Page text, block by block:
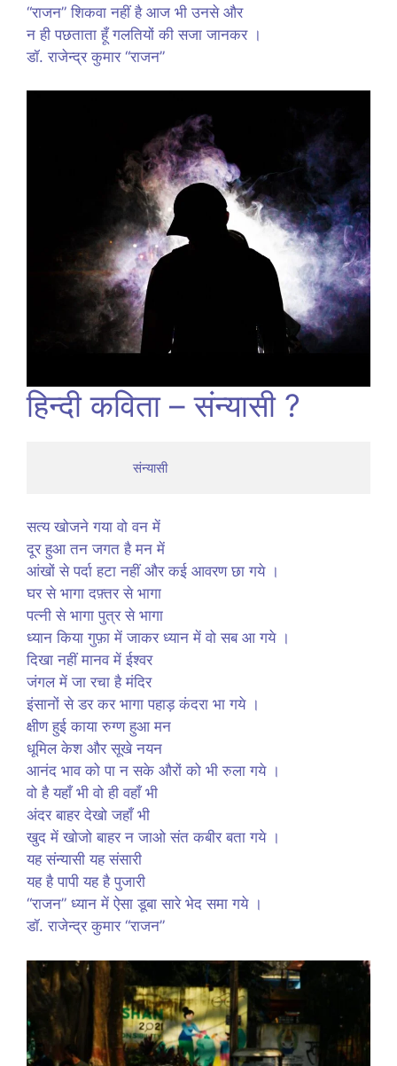
“राजन” शिकवा नहीं है आज भी उनसे और
न ही पछताता हूँ गलतियों की सजा जानकर ।
डॉ. राजेन्द्र कुमार “राजन”
हिन्दी कविता – संन्यासी ?
                         संन्यासी
सत्य खोजने गया वो वन में
दूर हुआ तन जगत है मन में
आंखों से पर्दा हटा नहीं और कई आवरण छा गये ।
घर से भागा दफ़्तर से भागा
पत्नी से भागा पुत्र से भागा
ध्यान किया गुफ़ा में जाकर ध्यान में वो सब आ गये ।
दिखा नहीं मानव में ईश्वर
जंगल में जा रचा है मंदिर
इंसानों से डर कर भागा पहाड़ कंदरा भा गये ।
क्षीण हुई काया रुग्ण हुआ मन
धूमिल केश और सूखे नयन
आनंद भाव को पा न सके औरों को भी रुला गये ।
वो है यहाँ भी वो ही वहाँ भी
अंदर बाहर देखो जहाँ भी
खुद में खोजो बाहर न जाओ संत कबीर बता गये ।
यह संन्यासी यह संसारी
यह है पापी यह है पुजारी
“राजन” ध्यान में ऐसा डूबा सारे भेद समा गये ।
डॉ. राजेन्द्र कुमार “राजन”